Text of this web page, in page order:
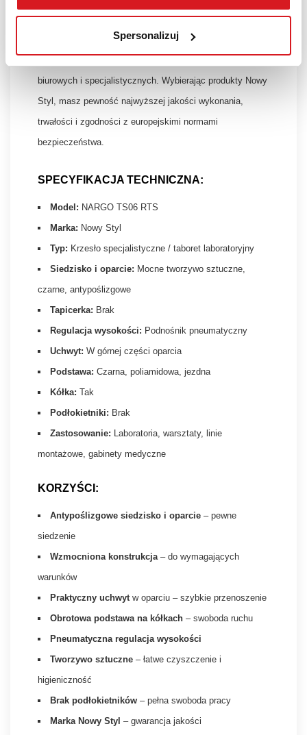
Spersonalizuj
Marka Nowy Styl – Gwarancja Jakości
Krzesło NARGO TS06 RTS to produkt marki
biurowych i specjalistycznych. Wybierając produkty Nowy
Styl, masz pewność najwyższej jakości wykonania,
trwałości i zgodności z europejskimi normami
bezpieczeństwa.
SPECYFIKACJA TECHNICZNA:
Model: NARGO TS06 RTS
Marka: Nowy Styl
Typ: Krzesło specjalistyczne / taboret laboratoryjny
Siedzisko i oparcie: Mocne tworzywo sztuczne,
czarne, antypoślizgowe
Tapicerka: Brak
Regulacja wysokości: Podnośnik pneumatyczny
Uchwyt: W górnej części oparcia
Podstawa: Czarna, poliamidowa, jezdna
Kółka: Tak
Podłokietniki: Brak
Zastosowanie: Laboratoria, warsztaty, linie
montażowe, gabinety medyczne
KORZYŚCI:
Antypoślizgowe siedzisko i oparcie – pewne
siedzenie
Wzmocniona konstrukcja – do wymagających
warunków
Praktyczny uchwyt w oparciu – szybkie przenoszenie
Obrotowa podstawa na kółkach – swoboda ruchu
Pneumatyczna regulacja wysokości
Tworzywo sztuczne – łatwe czyszczenie i
higieniczność
Brak podłokietników – pełna swoboda pracy
Marka Nowy Styl – gwarancja jakości